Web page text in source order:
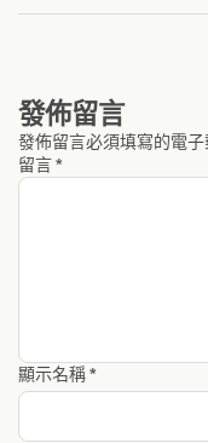
發佈留言
發佈留言必須填寫的電子
留言*
顯示名稱*